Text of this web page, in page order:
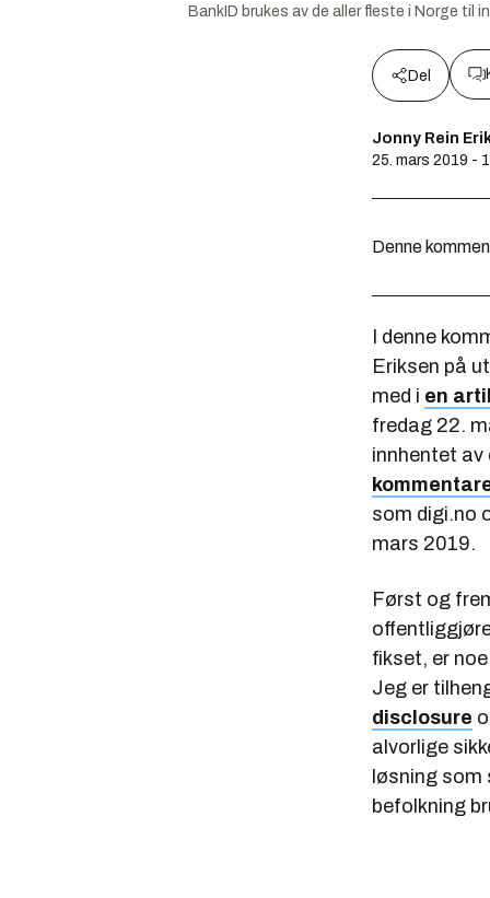
BankID brukes av de aller fleste i Norge til
Del
Jonny Rein
25. mars 2019 -
Denne
I denne
Eriksen på
med i en
fredag 22.
innhentet
som digi.no
mars 2019.
Først og
fikset, er
Jeg er
disclosure
alvorlige
løsning
befolkning